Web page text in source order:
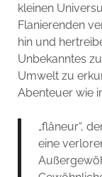
kleinen
Flanierenden
hin und
Unbekanntes
Umwelt zu
Abenteuer wie
„flâneur“,
eine